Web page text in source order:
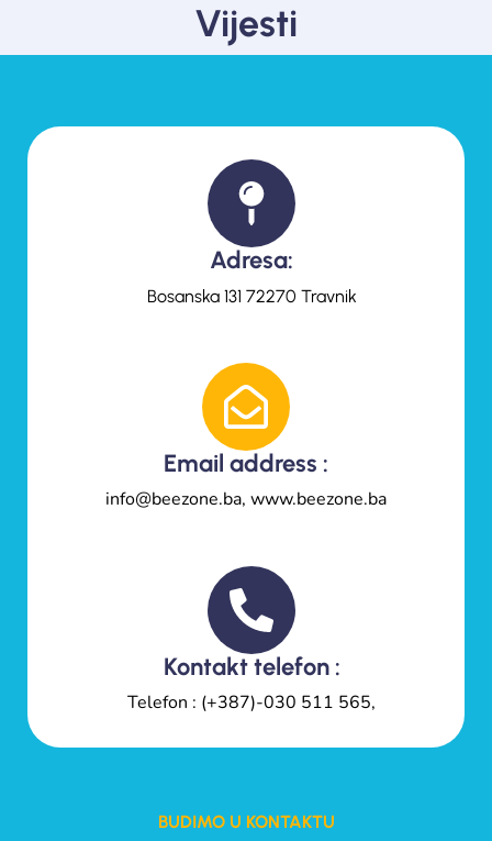
Vijesti
Adresa:
Bosanska 131 72270 Travnik
Email address :
info@beezone.ba, www.beezone.ba
Kontakt telefon :
Telefon : (+387)-030 511 565,
BUDIMO U KONTAKTU